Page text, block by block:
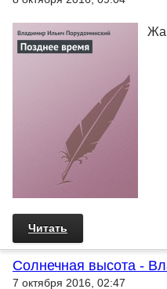
Читать
Солнечная высота -
7 октября 2016, 02:47